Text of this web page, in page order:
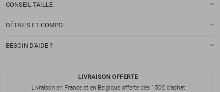
CONSEIL TAILLE
DÉTAILS ET COMPO
BESOIN D'AIDE ?
LIVRAISON OFFERTE
Livraison en France et en Belgique offerte dès 150€ d'achat